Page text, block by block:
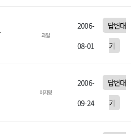
과일
2006-
08-01
답변대
기
이지영
2006-
09-24
답변대
기